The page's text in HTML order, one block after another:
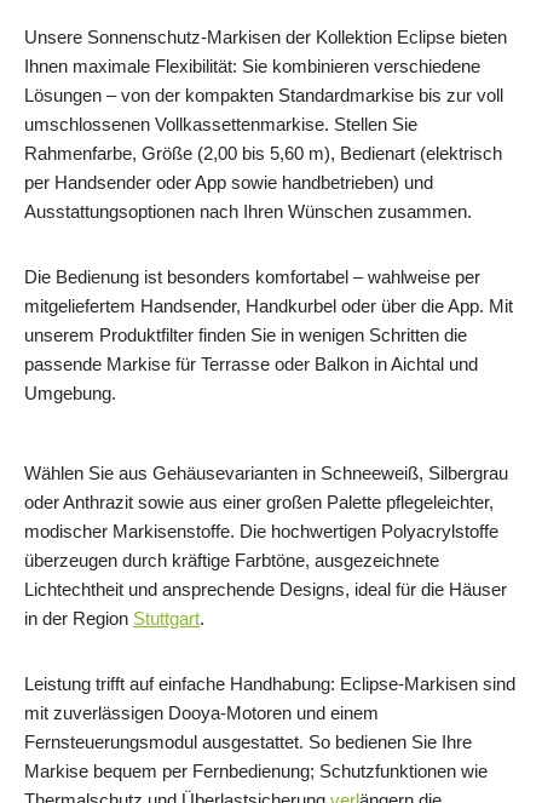
Unsere Sonnenschutz‑Markisen der Kollektion Eclipse bieten
Ihnen maximale Flexibilität: Sie kombinieren verschiedene
Lösungen – von der kompakten Standardmarkise bis zur voll
umschlossenen Vollkassettenmarkise. Stellen Sie
Rahmenfarbe, Größe (2,00 bis 5,60 m), Bedienart (elektrisch
per Handsender oder App sowie handbetrieben) und
Ausstattungsoptionen nach Ihren Wünschen zusammen.
Die Bedienung ist besonders komfortabel – wahlweise per
mitgeliefertem Handsender, Handkurbel oder über die App. Mit
unserem Produktfilter finden Sie in wenigen Schritten die
passende Markise für Terrasse oder Balkon in Aichtal und
Umgebung.
Wählen Sie aus Gehäusevarianten in Schneeweiß, Silbergrau
oder Anthrazit sowie aus einer großen Palette pflegeleichter,
modischer Markisenstoffe. Die hochwertigen Polyacrylstoffe
überzeugen durch kräftige Farbtöne, ausgezeichnete
Lichtechtheit und ansprechende Designs, ideal für die Häuser
in der Region Stuttgart.
Leistung trifft auf einfache Handhabung: Eclipse‑Markisen sind
mit zuverlässigen Dooya‑Motoren und einem
Fernsteuerungsmodul ausgestattet. So bedienen Sie Ihre
Markise bequem per Fernbedienung; Schutzfunktionen wie